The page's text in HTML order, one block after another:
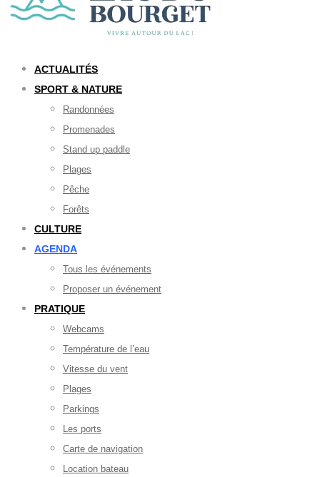
ACTUALITÉS
SPORT & NATURE
Randonnées
Promenades
Stand up paddle
Plages
Pêche
Forêts
CULTURE
AGENDA
Tous les événements
Proposer un événement
PRATIQUE
Webcams
Température de l’eau
Vitesse du vent
Plages
Parkings
Les ports
Carte de navigation
Location bateau